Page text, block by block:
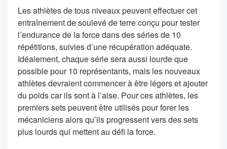
Les athlètes de tous niveaux peuvent effectuer cet
entraînement de soulevé de terre conçu pour tester
l’endurance de la force dans des séries de 10
répétitions, suivies d’une récupération adéquate.
Idéalement, chaque série sera aussi lourde que
possible pour 10 représentants, mais les nouveaux
athlètes devraient commencer à être légers et ajouter
du poids car ils sont à l’aise. Pour ces athlètes, les
premiers sets peuvent être utilisés pour forer les
mécaniciens alors qu’ils progressent vers des sets
plus lourds qui mettent au défi la force.